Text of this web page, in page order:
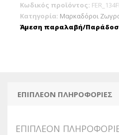
Amos
Face
Κωδικός προϊόντος:
Κατηγορία: Μαρκαδόροι
Άμεση παραλαβή/
ΕΠΙΠΛΈΟΝ ΠΛΗΡΟΦΟΡΊΕΣ
ΕΠΙΠΛΈΟΝ